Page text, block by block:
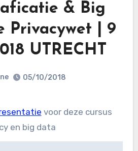
& Big
Privacywet | 9
UTRECHT
05/10/2018
voor deze cursus
en big data